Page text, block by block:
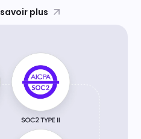
savoir plus